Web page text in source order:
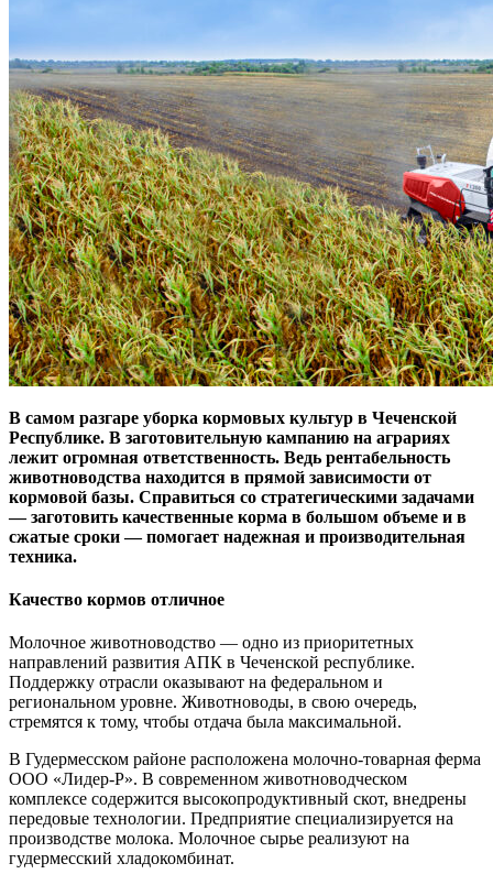
В самом разгаре уборка кормовых культур в Чеченской
Республике. В заготовительную кампанию на аграриях
лежит огромная ответственность. Ведь рентабельность
животноводства находится в прямой зависимости от
кормовой базы. Справиться со стратегическими задачами
— заготовить качественные корма в большом объеме и в
сжатые сроки — помогает надежная и производительная
техника.
Качество кормов отличное
Молочное животноводство — одно из приоритетных
направлений развития АПК в Чеченской республике.
Поддержку отрасли оказывают на федеральном и
региональном уровне. Животноводы, в свою очередь,
стремятся к тому, чтобы отдача была максимальной.
В Гудермесском районе расположена молочно-товарная ферма
ООО «Лидер-Р». В современном животноводческом
комплексе содержится высокопродуктивный скот, внедрены
передовые технологии. Предприятие специализируется на
производстве молока. Молочное сырье реализуют на
гудермесский хладокомбинат.